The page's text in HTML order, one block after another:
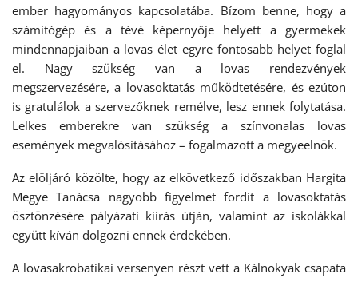
ember hagyományos kapcsolatába. Bízom benne, hogy a
számítógép és a tévé képernyője helyett a gyermekek
mindennapjaiban a lovas élet egyre fontosabb helyet foglal
el. Nagy szükség van a lovas rendezvények
megszervezésére, a lovasoktatás működtetésére, és ezúton
is gratulálok a szervezőknek remélve, lesz ennek folytatása.
Lelkes emberekre van szükség a színvonalas lovas
események megvalósításához – fogalmazott a megyeelnök.
Az elöljáró közölte, hogy az elkövetkező időszakban Hargita
Megye Tanácsa nagyobb figyelmet fordít a lovasoktatás
ösztönzésére pályázati kiírás útján, valamint az iskolákkal
együtt kíván dolgozni ennek érdekében.
A lovasakrobatikai versenyen részt vett a Kálnokyak csapata